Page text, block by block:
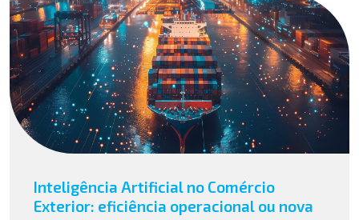
Inteligência Artificial no Comércio
Exterior: eficiência operacional ou nova